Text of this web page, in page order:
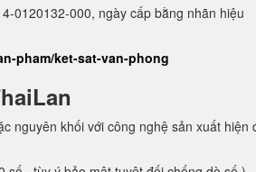
0120132-000, ngày cấp bằng nhãn hiệu
pham/ket-sat-van-phong
nguyên khối với công nghệ sản xuất hiện